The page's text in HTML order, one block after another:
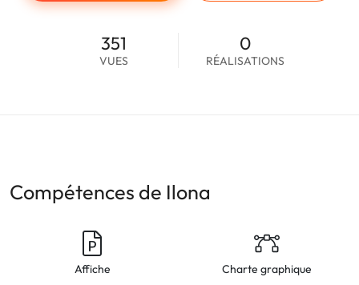
351
VUES
0
RÉALISATIONS
Compétences de Ilona
Affiche Charte graphique